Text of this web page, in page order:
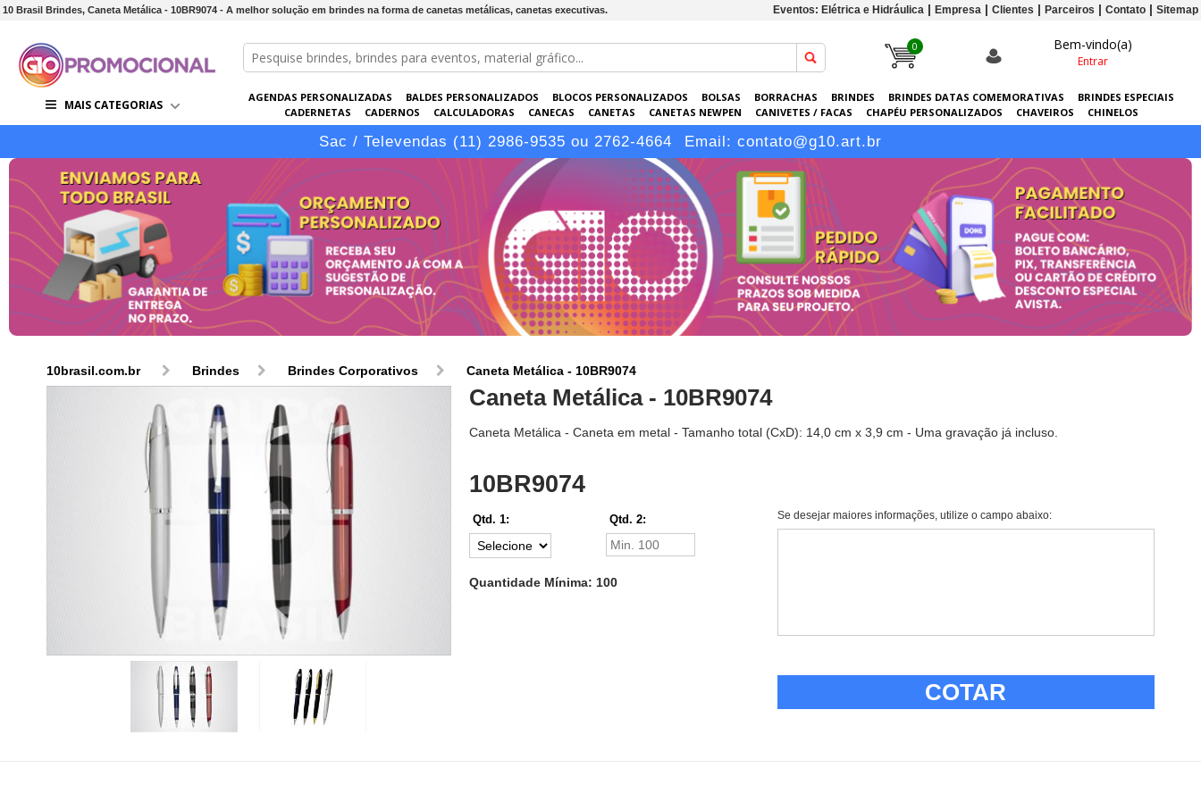
10 Brasil Brindes, Caneta Metálica - 10BR9074 - A melhor solução em brindes na forma de canetas metálicas, canetas executivas. Eventos: Elétrica e Hidráulica Empresa Clientes Parceiros Contato Sitemap
0 Bem-vindo(a)
Entrar
MAIS CATEGORIAS
AGENDAS PERSONALIZADAS BALDES PERSONALIZADOS BLOCOS PERSONALIZADOS BOLSAS BORRACHAS BRINDES BRINDES DATAS COMEMORATIVAS
BRINDES ESPECIAIS
CADERNETAS
CADERNOS CALCULADORAS CANECAS CANETAS CANETAS NEWPEN CANIVETES / FACAS CHAPÉU PERSONALIZADOS CHAVEIROS
CHINELOS
CONJUNTOS DE BRINDES
COPOS ELETRÔNICOS EMBALAGENS ESCRITÓRIO EVENTOS GARRAFAS PERSONALIZADAS GRÁFICA GUARDA-CHUVAS KITS
LANÇAMENTOS
LÁPIS
Sac / Televendas (11) 2986-9535 ou 2762-4664 Email: contato@g10.art.br
10brasil.com.br Brindes Brindes Corporativos Caneta Metálica - 10BR9074
Caneta Metálica - 10BR9074
Caneta Metálica - Caneta em metal - Tamanho total (CxD): 14,0 cm x 3,9 cm - Uma gravação já incluso.
10BR9074
Qtd. 1: Qtd. 2:
Quantidade Mínima: 100
Se desejar maiores informações, utilize o campo abaixo:
COTAR